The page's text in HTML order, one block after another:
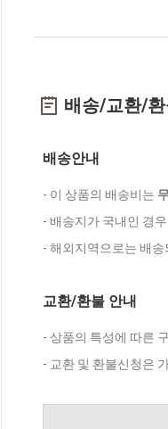
배송/교환/
배송안내
- 이 상품의 배송비는
- 배송지가 국내인 경
- 해외지역으로는 배송
교환/환불 안내
- 상품의 특성에 따른
- 교환 및 환불신청은